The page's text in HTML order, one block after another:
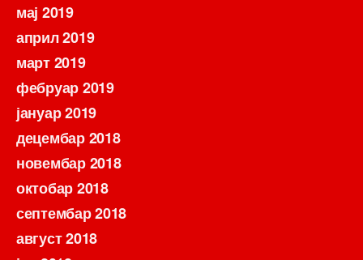
мај 2019
април 2019
март 2019
фебруар 2019
јануар 2019
децембар 2018
новембар 2018
октобар 2018
септембар 2018
август 2018